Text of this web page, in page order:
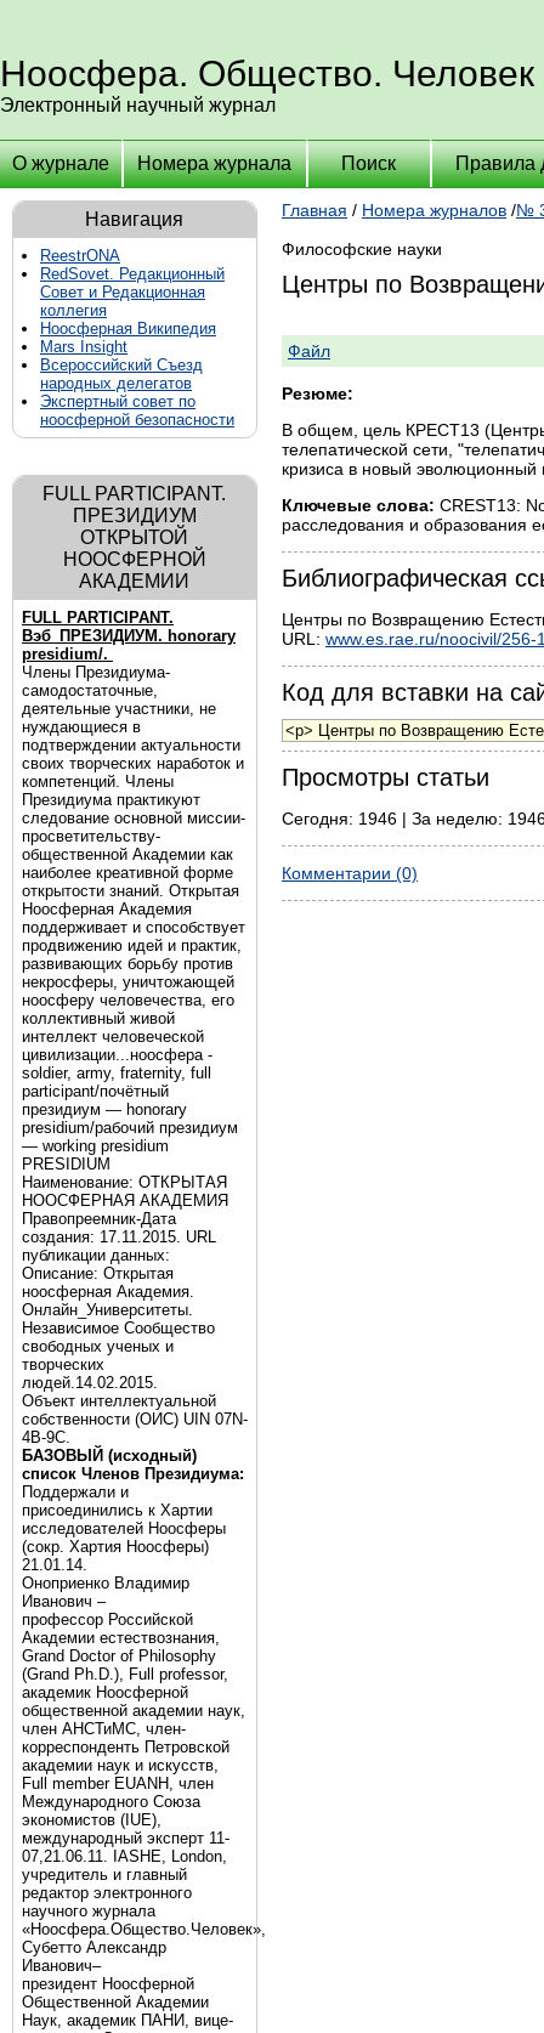
Ноосфера. Общество. Человек
Электронный научный журнал
О журнале Номера журнала Поиск Правила
Навигация
ReestrONA
RedSovet. Редакционный
Совет и Редакционная
коллегия
Ноосферная Википедия
Mars Insight
Всероссийский Съезд
народных делегатов
Экспертный совет по
ноосферной безопасности
FULL PARTICIPANT.
ПРЕЗИДИУМ
ОТКРЫТОЙ
НООСФЕРНОЙ
АКАДЕМИИ
FULL PARTICIPANT.
Вэб_ПРЕЗИДИУМ. honorary
presidium/.
Члены Президиума-
самодостаточные,
деятельные участники, не
нуждающиеся в
подтверждении актуальности
своих творческих наработок и
компетенций. Члены
Президиума практикуют
следование основной миссии-
просветительству-
общественной Академии как
наиболее креативной форме
открытости знаний. Открытая
Ноосферная Академия
поддерживает и способствует
продвижению идей и практик,
развивающих борьбу против
некросферы, уничтожающей
ноосферу человечества, его
коллективный живой
интеллект человеческой
цивилизации...ноосфера -
soldier, army, fraternity, full
participant/почётный
президиум — honorary
presidium/рабочий президиум
— working presidium
PRESIDIUM
Наименование: ОТКРЫТАЯ
НООСФЕРНАЯ АКАДЕМИЯ
Правопреемник-Дата
создания: 17.11.2015. URL
публикации данных:
Описание: Открытая
ноосферная Академия.
Онлайн_Университеты.
Независимое Сообщество
свободных ученых и
творческих
людей.14.02.2015.
Объект интеллектуальной
собственности (ОИС) UIN 07N-
4B-9C.
БАЗОВЫЙ (исходный)
список Членов Президиума:
Поддержали и
присоединились к Хартии
исследователей Ноосферы
(сокр. Хартия Ноосферы)
21.01.14.
Оноприенко Владимир
Иванович –
профессор Российской
Академии естествознания,
Grand Doctor of Philosophy
(Grand Ph.D.), Full professor,
академик Ноосферной
общественной академии наук,
член АНСТиМС, член-
корреспонденть Петровской
академии наук и искусств,
Full member EUANH, член
Международного Союза
экономистов (IUE),
международный эксперт 11-
07,21.06.11. IASHE, London,
учредитель и главный
редактор электронного
научного журнала
«Ноосфера.Общество.Человек»,
Субетто Александр
Иванович–
президент Ноосферной
Общественной Академии
Наук, академик ПАНИ, вице-
Главная / Номера журналов /№
Философские науки
Центры по
Файл
Резюме:
В общем, цель КРЕСТ13
телепатической сети,
кризиса в новый
Ключевые слова: CREST13:
расследования и образования
Библиографическая
Центры по Возвращению
URL: www.es.rae.ru/noocivil/256-
Код для вставки на
Просмотры статьи
Сегодня: 1946 | За неделю:
Комментарии (0)